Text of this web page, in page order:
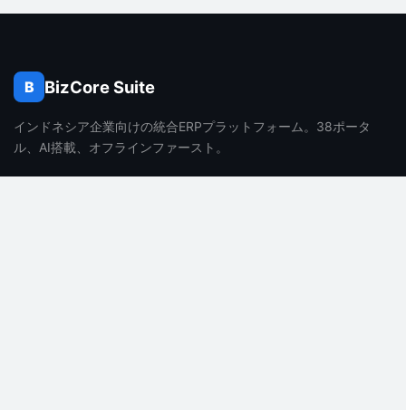
B BizCore Suite
インドネシア企業向けの統合ERPプラットフォーム。38ポータ
ル、AI搭載、オフラインファースト。